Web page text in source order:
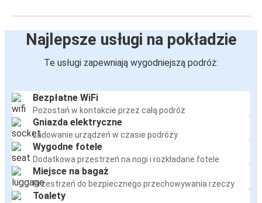
Najlepsze usługi na pokładzie
Te usługi zapewniają wygodniejszą podróż:
Bezpłatne WiFi
Pozostań w kontakcie przez całą podróż
Gniazda elektryczne
Ładowanie urządzeń w czasie podróży
Wygodne fotele
Dodatkowa przestrzeń na nogi i rozkładane fotele
Miejsce na bagaż
Przestrzeń do bezpiecznego przechowywania rzeczy
Toalety